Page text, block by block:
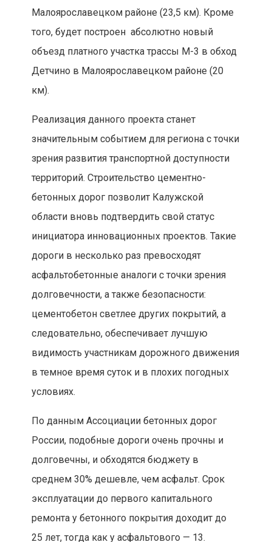
Малоярославецком районе (23,5 км). Кроме
того, будет построен абсолютно новый
объезд платного участка трассы М-3 в обход
Детчино в Малоярославецком районе (20
км).
Реализация данного проекта станет
значительным событием для региона с точки
зрения развития транспортной доступности
территорий. Строительство цементно-
бетонных дорог позволит Калужской
области вновь подтвердить свой статус
инициатора инновационных проектов. Такие
дороги в несколько раз превосходят
асфальтобетонные аналоги с точки зрения
долговечности, а также безопасности:
цементобетон светлее других покрытий, а
следовательно, обеспечивает лучшую
видимость участникам дорожного движения
в темное время суток и в плохих погодных
условиях.
По данным Ассоциации бетонных дорог
России, подобные дороги очень прочны и
долговечны, и обходятся бюджету в
среднем 30% дешевле, чем асфальт. Срок
эксплуатации до первого капитального
ремонта у бетонного покрытия доходит до
25 лет, тогда как у асфальтового — 13.